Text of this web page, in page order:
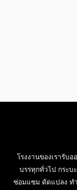
โรงงานของเรารับ
บรรทุกทั่วไป กระบ
ซ่อมแซม ดัดแปลง ทำ